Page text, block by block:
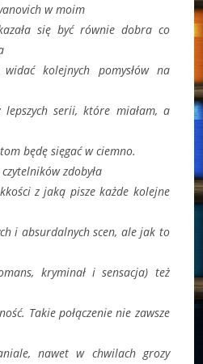
w moim
się być równie dobra co
kolejnych pomysłów na
serii, które miałam, a
będę sięgać w ciemno.
zdobyła
z jaką pisze każde kolejne
i absurdalnych scen, ale jak to
kryminał i sensacja) też
Takie połączenie nie zawsze
nawet w chwilach grozy